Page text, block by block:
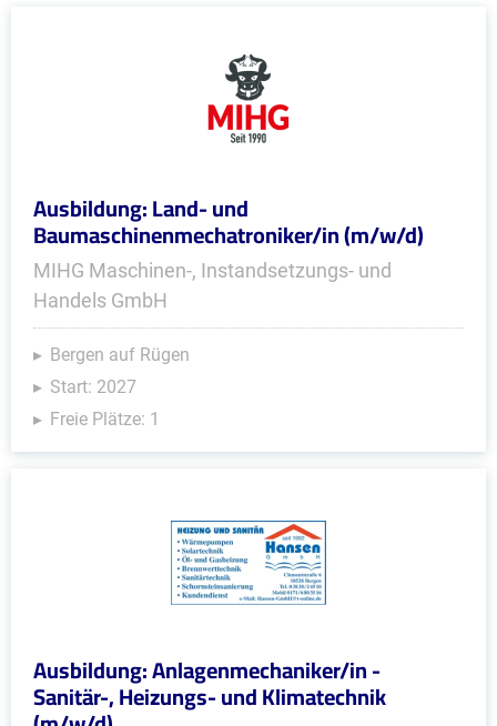
Ausbildung: Land- und
Baumaschinenmechatroniker/in (m/w/d)
MIHG Maschinen-, Instandsetzungs- und
Handels GmbH
Bergen auf Rügen
Start: 2027
Freie Plätze: 1
Ausbildung: Anlagenmechaniker/in -
Sanitär-, Heizungs- und Klimatechnik